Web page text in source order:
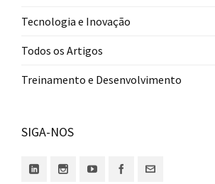
Tecnologia e Inovação
Todos os Artigos
Treinamento e Desenvolvimento
SIGA-NOS